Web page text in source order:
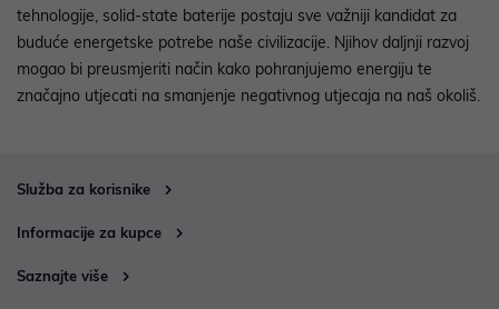
tehnologije, solid-state baterije postaju sve važniji kandidat za
buduće energetske potrebe naše civilizacije. Njihov daljnji razvoj
mogao bi preusmjeriti način kako pohranjujemo energiju te
značajno utjecati na smanjenje negativnog utjecaja na naš okoliš.
Služba za korisnike
Informacije za kupce
Saznajte više